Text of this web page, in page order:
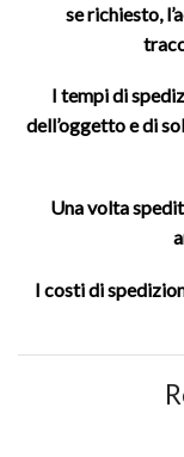
se richiesto,
I tempi di
dell’oggetto e di
Una volta
I costi di